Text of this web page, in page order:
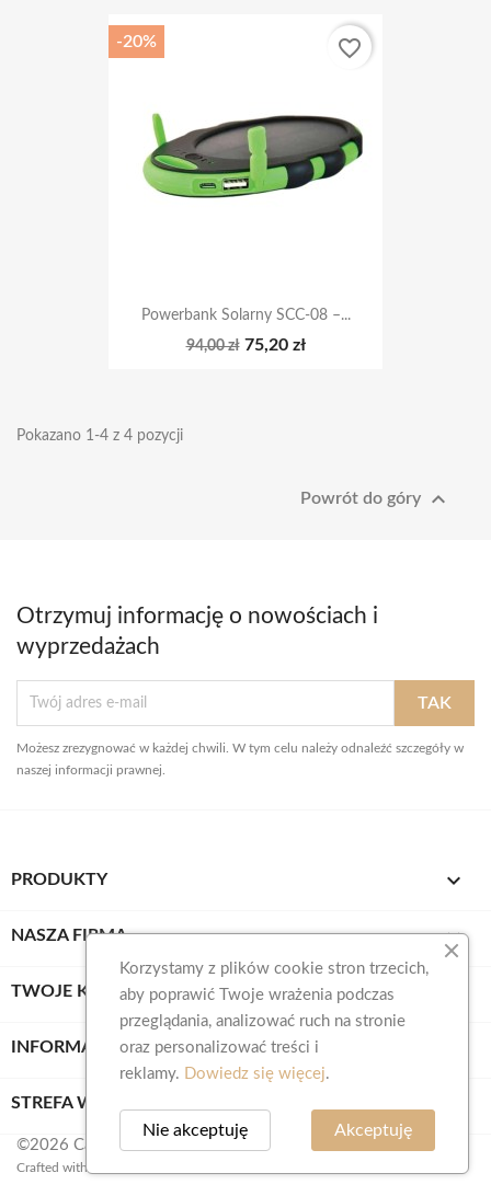
Powerbank Solarny SCC-08 –...
94,00 zł 75,20 zł
-20% favorite_border
Pokazano 1-4 z 4 pozycji
Powrót do góry 
Otrzymuj informację o nowościach i
wyprzedażach
Możesz zrezygnować w każdej chwili. W tym celu należy odnaleźć szczegóły w
naszej informacji prawnej.
PRODUKTY 
NASZA FIRMA 
TWOJE KONTO
INFORMACJA O SKLEPIE
STREFA WIEDZY
©2026 Calidus
Crafted with ❤️ by
Korzystamy z plików cookie stron trzecich,
aby poprawić Twoje wrażenia podczas
przeglądania, analizować ruch na stronie
oraz personalizować treści i
reklamy. Dowiedz się więcej.
Akceptuję
Nie akceptuję